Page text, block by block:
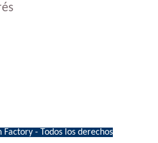
- Todos los derechos